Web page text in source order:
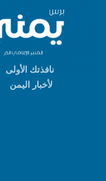
نافذتك الأولى
لأخبار اليمن